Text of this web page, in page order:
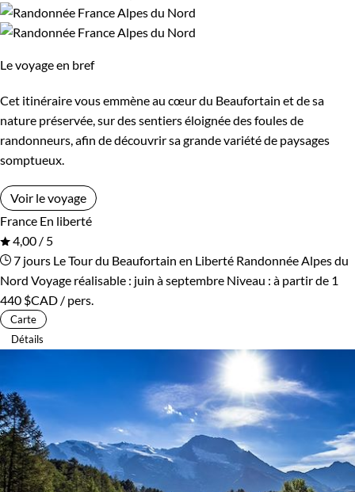
Le voyage en bref
Cet itinéraire vous emmène au cœur du Beaufortain et de sa
nature préservée, sur des sentiers éloignée des foules de
randonneurs, afin de découvrir sa grande variété de paysages
somptueux.
Voir le voyage
France En liberté
4,00 / 5
7 jours Le Tour du Beaufortain en Liberté Randonnée Alpes du
Nord Voyage réalisable : juin à septembre Niveau : à partir de 1
440 $CAD / pers.
Carte
Détails